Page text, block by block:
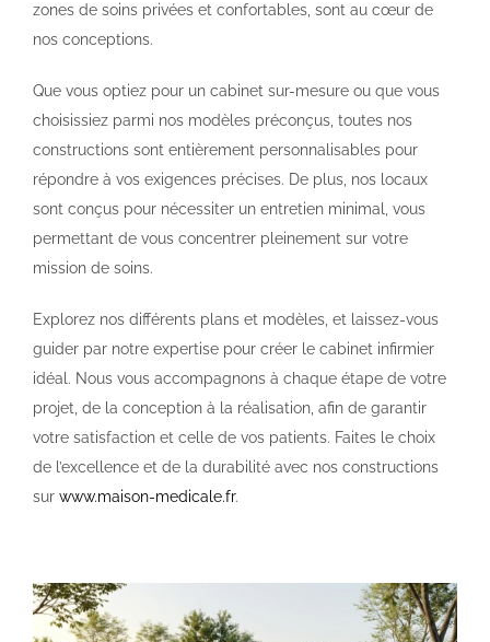
zones de soins privées et confortables, sont au cœur de
nos conceptions.
Que vous optiez pour un cabinet sur-mesure ou que vous
choisissiez parmi nos modèles préconçus, toutes nos
constructions sont entièrement personnalisables pour
répondre à vos exigences précises. De plus, nos locaux
sont conçus pour nécessiter un entretien minimal, vous
permettant de vous concentrer pleinement sur votre
mission de soins.
Explorez nos différents plans et modèles, et laissez-vous
guider par notre expertise pour créer le cabinet infirmier
idéal. Nous vous accompagnons à chaque étape de votre
projet, de la conception à la réalisation, afin de garantir
votre satisfaction et celle de vos patients. Faites le choix
de l’excellence et de la durabilité avec nos constructions
sur www.maison-medicale.fr.